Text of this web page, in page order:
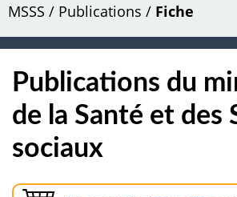
MSSS / Publications / Fiche
Publications du
de la Santé et des
sociaux